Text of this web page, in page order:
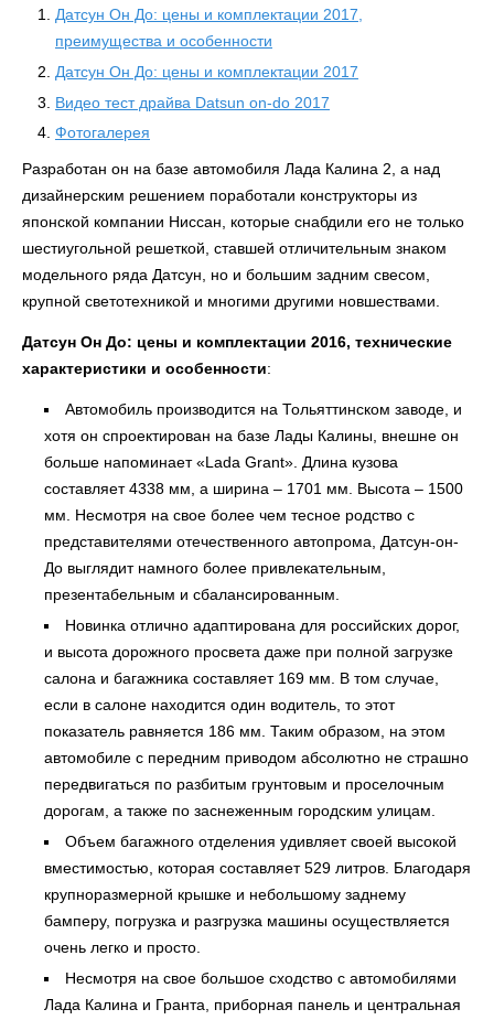
Датсун Он До: цены и комплектации 2017,
преимущества и особенности
Датсун Он До: цены и комплектации 2017
Видео тест драйва Datsun on-do 2017
Фотогалерея
Разработан он на базе автомобиля Лада Калина 2, а над
дизайнерским решением поработали конструкторы из
японской компании Ниссан, которые снабдили его не только
шестиугольной решеткой, ставшей отличительным знаком
модельного ряда Датсун, но и большим задним свесом,
крупной светотехникой и многими другими новшествами.
Датсун Он До: цены и комплектации 2016, технические
характеристики и особенности:
Автомобиль производится на Тольяттинском заводе, и
хотя он спроектирован на базе Лады Калины, внешне он
больше напоминает «Lada Grant». Длина кузова
составляет 4338 мм, а ширина – 1701 мм. Высота – 1500
мм. Несмотря на свое более чем тесное родство с
представителями отечественного автопрома, Датсун-он-
До выглядит намного более привлекательным,
презентабельным и сбалансированным.
Новинка отлично адаптирована для российских дорог,
и высота дорожного просвета даже при полной загрузке
салона и багажника составляет 169 мм. В том случае,
если в салоне находится один водитель, то этот
показатель равняется 186 мм. Таким образом, на этом
автомобиле с передним приводом абсолютно не страшно
передвигаться по разбитым грунтовым и проселочным
дорогам, а также по заснеженным городским улицам.
Объем багажного отделения удивляет своей высокой
вместимостью, которая составляет 529 литров. Благодаря
крупноразмерной крышке и небольшому заднему
бамперу, погрузка и разгрузка машины осуществляется
очень легко и просто.
Несмотря на свое большое сходство с автомобилями
Лада Калина и Гранта, приборная панель и центральная